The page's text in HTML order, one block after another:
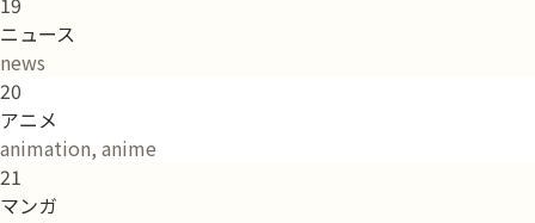
ニュース
news
20
アニメ
animation, anime
21
マンガ